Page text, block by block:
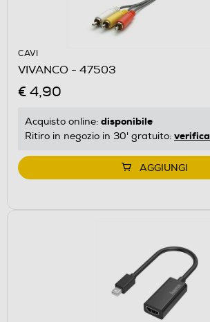
CAVI
VIVANCO - 47503
€ 4,90
Acquisto online: disponibile
Ritiro in negozio in 30' gratuito: verifica
AGGIUNGI